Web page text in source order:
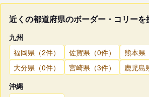
近くの都道府県のボーダー・コリーを
九州
福岡県（2件）
佐賀県（0件）
熊本県
大分県（0件）
宮崎県（3件）
鹿児島
沖縄